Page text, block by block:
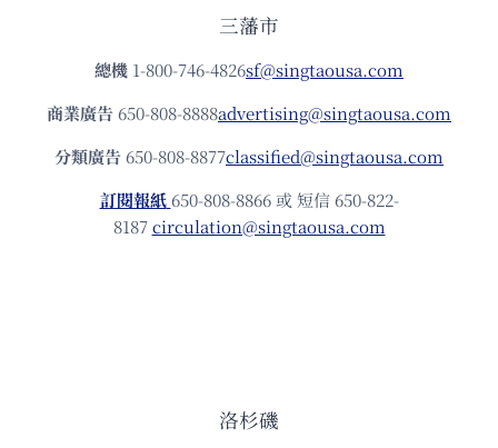
三藩市
總機 1-800-746-4826sf@singtaousa.com
商業廣告 650-808-8888advertising@singtaousa.com
分類廣告 650-808-8877classified@singtaousa.com
訂閱報紙 650-808-8866 或 短信 650-822-
8187circulation@singtaousa.com
洛杉磯